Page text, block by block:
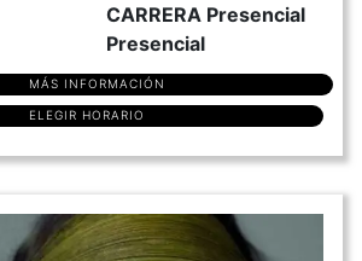
CARRERA Presencial
Presencial
MÁS INFORMACIÓN
ELEGIR HORARIO